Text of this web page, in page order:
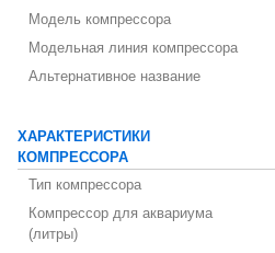
Модель компрессора
Модельная линия компрессора
Альтернативное название
ХАРАКТЕРИСТИКИ
КОМПРЕССОРА
Тип компрессора
Компрессор для аквариума
(литры)